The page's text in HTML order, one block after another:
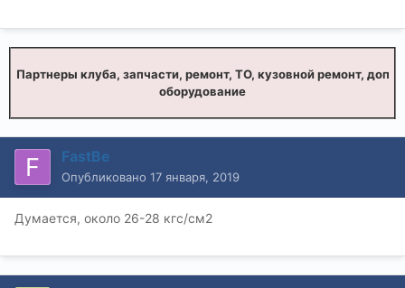
Партнеры клуба, запчасти, ремонт, ТО, кузовной ремонт, доп
оборудование
FastBe
Опубликовано 17 января, 2019
Думается, около 26-28 кгс/см2